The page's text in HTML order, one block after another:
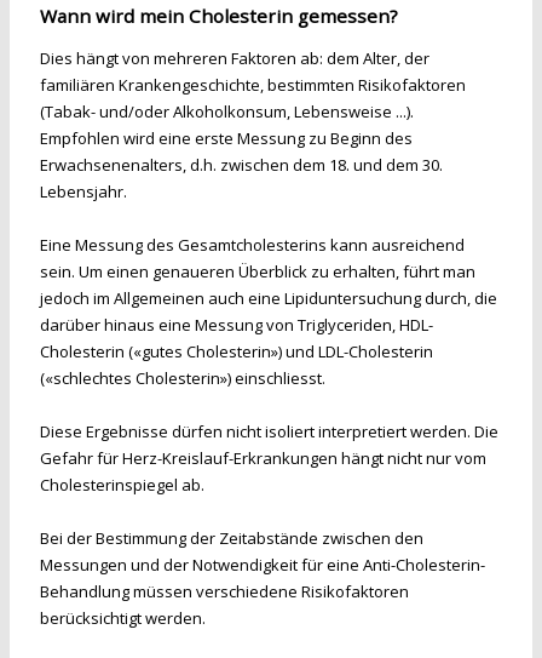
Wann wird mein Cholesterin gemessen?
Dies hängt von mehreren Faktoren ab: dem Alter, der
familiären Krankengeschichte, bestimmten Risikofaktoren
(Tabak- und/oder Alkoholkonsum, Lebensweise ...).
Empfohlen wird eine erste Messung zu Beginn des
Erwachsenenalters, d.h. zwischen dem 18. und dem 30.
Lebensjahr.
Eine Messung des Gesamtcholesterins kann ausreichend
sein. Um einen genaueren Überblick zu erhalten, führt man
jedoch im Allgemeinen auch eine Lipiduntersuchung durch, die
darüber hinaus eine Messung von Triglyceriden, HDL-
Cholesterin («gutes Cholesterin») und LDL-Cholesterin
(«schlechtes Cholesterin») einschliesst.
Diese Ergebnisse dürfen nicht isoliert interpretiert werden. Die
Gefahr für Herz-Kreislauf-Erkrankungen hängt nicht nur vom
Cholesterinspiegel ab.
Bei der Bestimmung der Zeitabstände zwischen den
Messungen und der Notwendigkeit für eine Anti-Cholesterin-
Behandlung müssen verschiedene Risikofaktoren
berücksichtigt werden.